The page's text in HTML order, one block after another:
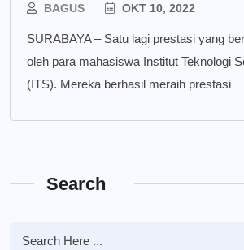
BAGUS OKT 10, 2022
SURABAYA – Satu lagi prestasi yang
oleh para mahasiswa Institut Teknologi
(ITS). Mereka berhasil meraih prestasi
Search